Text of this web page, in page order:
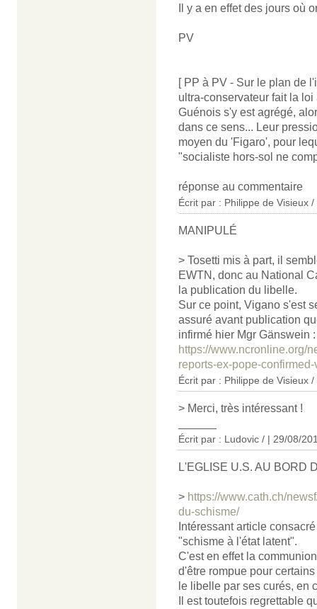
Il y a en effet des jours où
PV
[ PP à PV - Sur le plan de
ultra-conservateur fait la
Guénois s'y est agrégé,
dans ce sens... Leur
moyen du 'Figaro', pour
"socialiste hors-sol ne
réponse au commentaire
Écrit par : Philippe de Visieux
MANIPULÉ
> Tosetti mis à part, il
EWTN, donc au National
la publication du libelle.
Sur ce point, Vigano s'est
assuré avant publication
infirmé hier Mgr Gänswein
https://www.ncronline.org/
reports-ex-pope-
Écrit par : Philippe de Visieux
> Merci, très intéressant !
Écrit par : Ludovic / | 29/08/
L'EGLISE U.S. AU BORD
> https://www.cath.ch/
du-schisme/
Intéressant article
"schisme à l'état latent".
C'est en effet la
d'être rompue pour
le libelle par ses curés, en
Il est toutefois regrettable